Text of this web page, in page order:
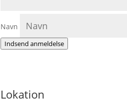
Navn
Indsend anmeldelse
Lokation